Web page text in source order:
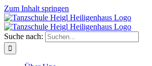
Zum Inhalt springen
Suche nach: